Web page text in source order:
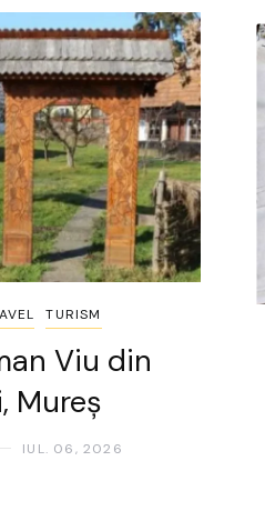
TURISM
Viu din
Mureș
IUL. 06, 2026